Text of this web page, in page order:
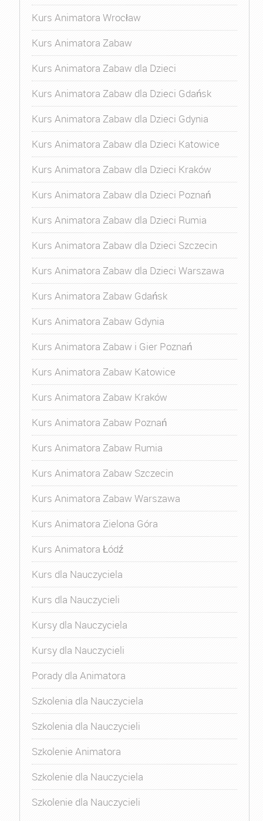
Kurs Animatora Wrocław
Kurs Animatora Zabaw
Kurs Animatora Zabaw dla Dzieci
Kurs Animatora Zabaw dla Dzieci Gdańsk
Kurs Animatora Zabaw dla Dzieci Gdynia
Kurs Animatora Zabaw dla Dzieci Katowice
Kurs Animatora Zabaw dla Dzieci Kraków
Kurs Animatora Zabaw dla Dzieci Poznań
Kurs Animatora Zabaw dla Dzieci Rumia
Kurs Animatora Zabaw dla Dzieci Szczecin
Kurs Animatora Zabaw dla Dzieci Warszawa
Kurs Animatora Zabaw Gdańsk
Kurs Animatora Zabaw Gdynia
Kurs Animatora Zabaw i Gier Poznań
Kurs Animatora Zabaw Katowice
Kurs Animatora Zabaw Kraków
Kurs Animatora Zabaw Poznań
Kurs Animatora Zabaw Rumia
Kurs Animatora Zabaw Szczecin
Kurs Animatora Zabaw Warszawa
Kurs Animatora Zielona Góra
Kurs Animatora Łódź
Kurs dla Nauczyciela
Kurs dla Nauczycieli
Kursy dla Nauczyciela
Kursy dla Nauczycieli
Porady dla Animatora
Szkolenia dla Nauczyciela
Szkolenia dla Nauczycieli
Szkolenie Animatora
Szkolenie dla Nauczyciela
Szkolenie dla Nauczycieli